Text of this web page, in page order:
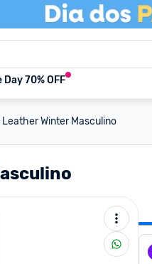
70% OFF
Leather Winter Masculino